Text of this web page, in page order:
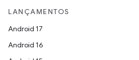
LANÇAMENTOS
Android 17
Android 16